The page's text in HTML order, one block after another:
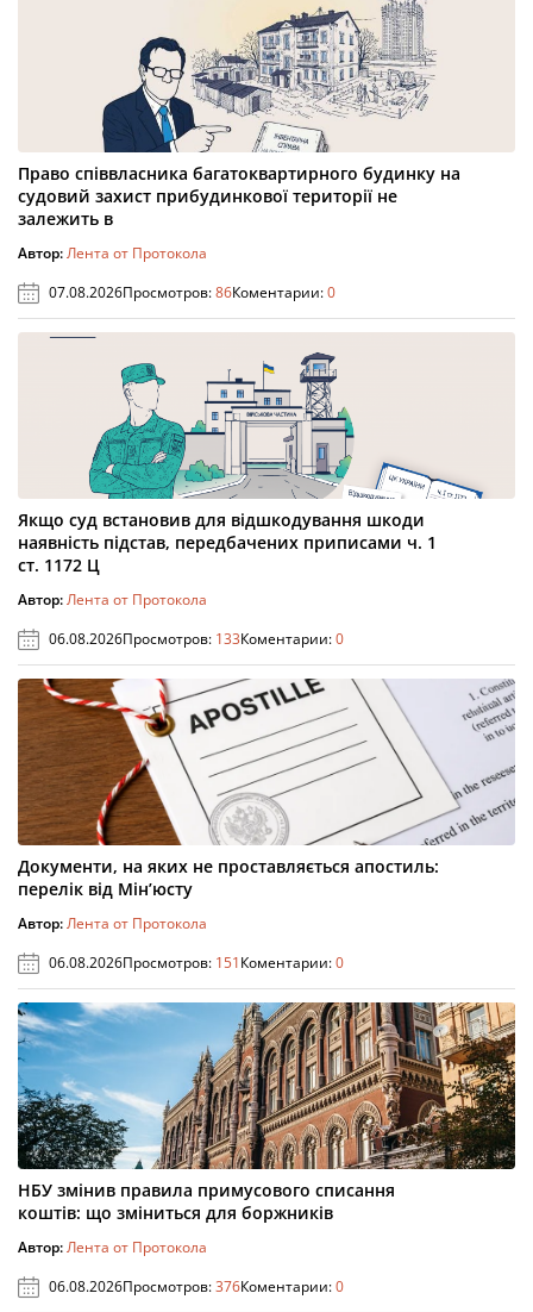
Право співвласника багатоквартирного будинку на
судовий захист прибудинкової території не
залежить в
Автор:Лента от Протокола
07.08.2026Просмотров:86Коментарии:0
Якщо суд встановив для відшкодування шкоди
наявність підстав, передбачених приписами ч. 1
ст. 1172 Ц
Автор:Лента от Протокола
06.08.2026Просмотров: 133Коментарии:0
Документи, на яких не проставляється апостиль:
перелік від Мін’юсту
Автор:Лента от Протокола
06.08.2026Просмотров: 151Коментарии:0
НБУ змінив правила примусового списання
коштів: що зміниться для боржників
Автор:Лента от Протокола
06.08.2026Просмотров:376Коментарии:0